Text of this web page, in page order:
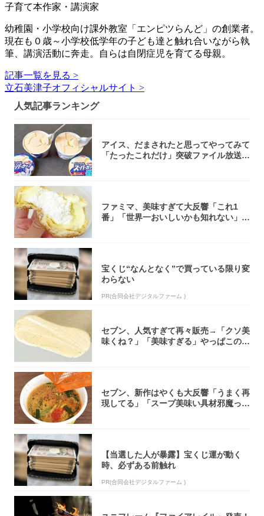
子育て本作家・講演家
幼稚園・小学校向け課外教室「エンピツらんど」の創業者。
現在も０歳～小学校低学年の子ども達と触れ合いながら執
筆、講演活動に奔走。自らは自閉症児を育てる母親。
記事一覧を見る >
立石美津子オフィシャルサイト >
人気記事ランキング
アイス、だまされたと思ってやってみて
「たったこれだけ」突破ファイル放送で
ファミマ、美味すぎて大反響「これ1
番」「世界一おいしいかも知れない」
宝くじ“なんとなく”で買っている限り変
わらない
PR(合同会社デジタルファーム )
セブン、人気すぎて再々販売→「クソ美
味くね？」「美味すぎる」やっぱこのク
セブン、新作はやくも大反響「うまく再
現してる」「スープ美味い具材邪魔って
【当選した人が暴露】宝くじ運が動く
時、必ずある前触れ
PR(合同会社デジタルファーム )